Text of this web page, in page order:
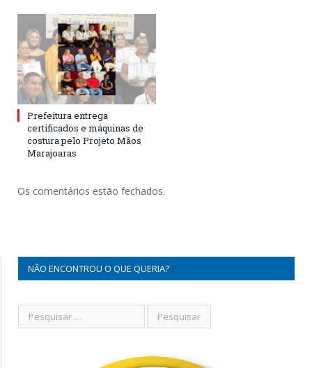
Prefeitura entrega
certificados e máquinas de
costura pelo Projeto Mãos
Marajoaras
Os comentários estão fechados.
NÃO ENCONTROU O QUE QUERIA?